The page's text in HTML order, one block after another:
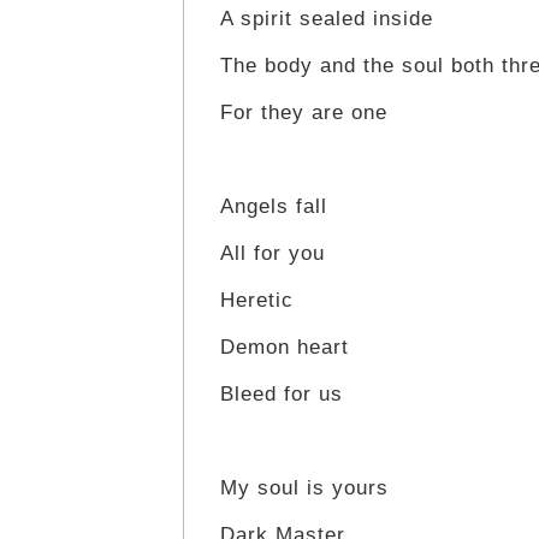
A spirit sealed inside
The body and the soul both
For they are one
Angels fall
All for you
Heretic
Demon heart
Bleed for us
My soul is yours